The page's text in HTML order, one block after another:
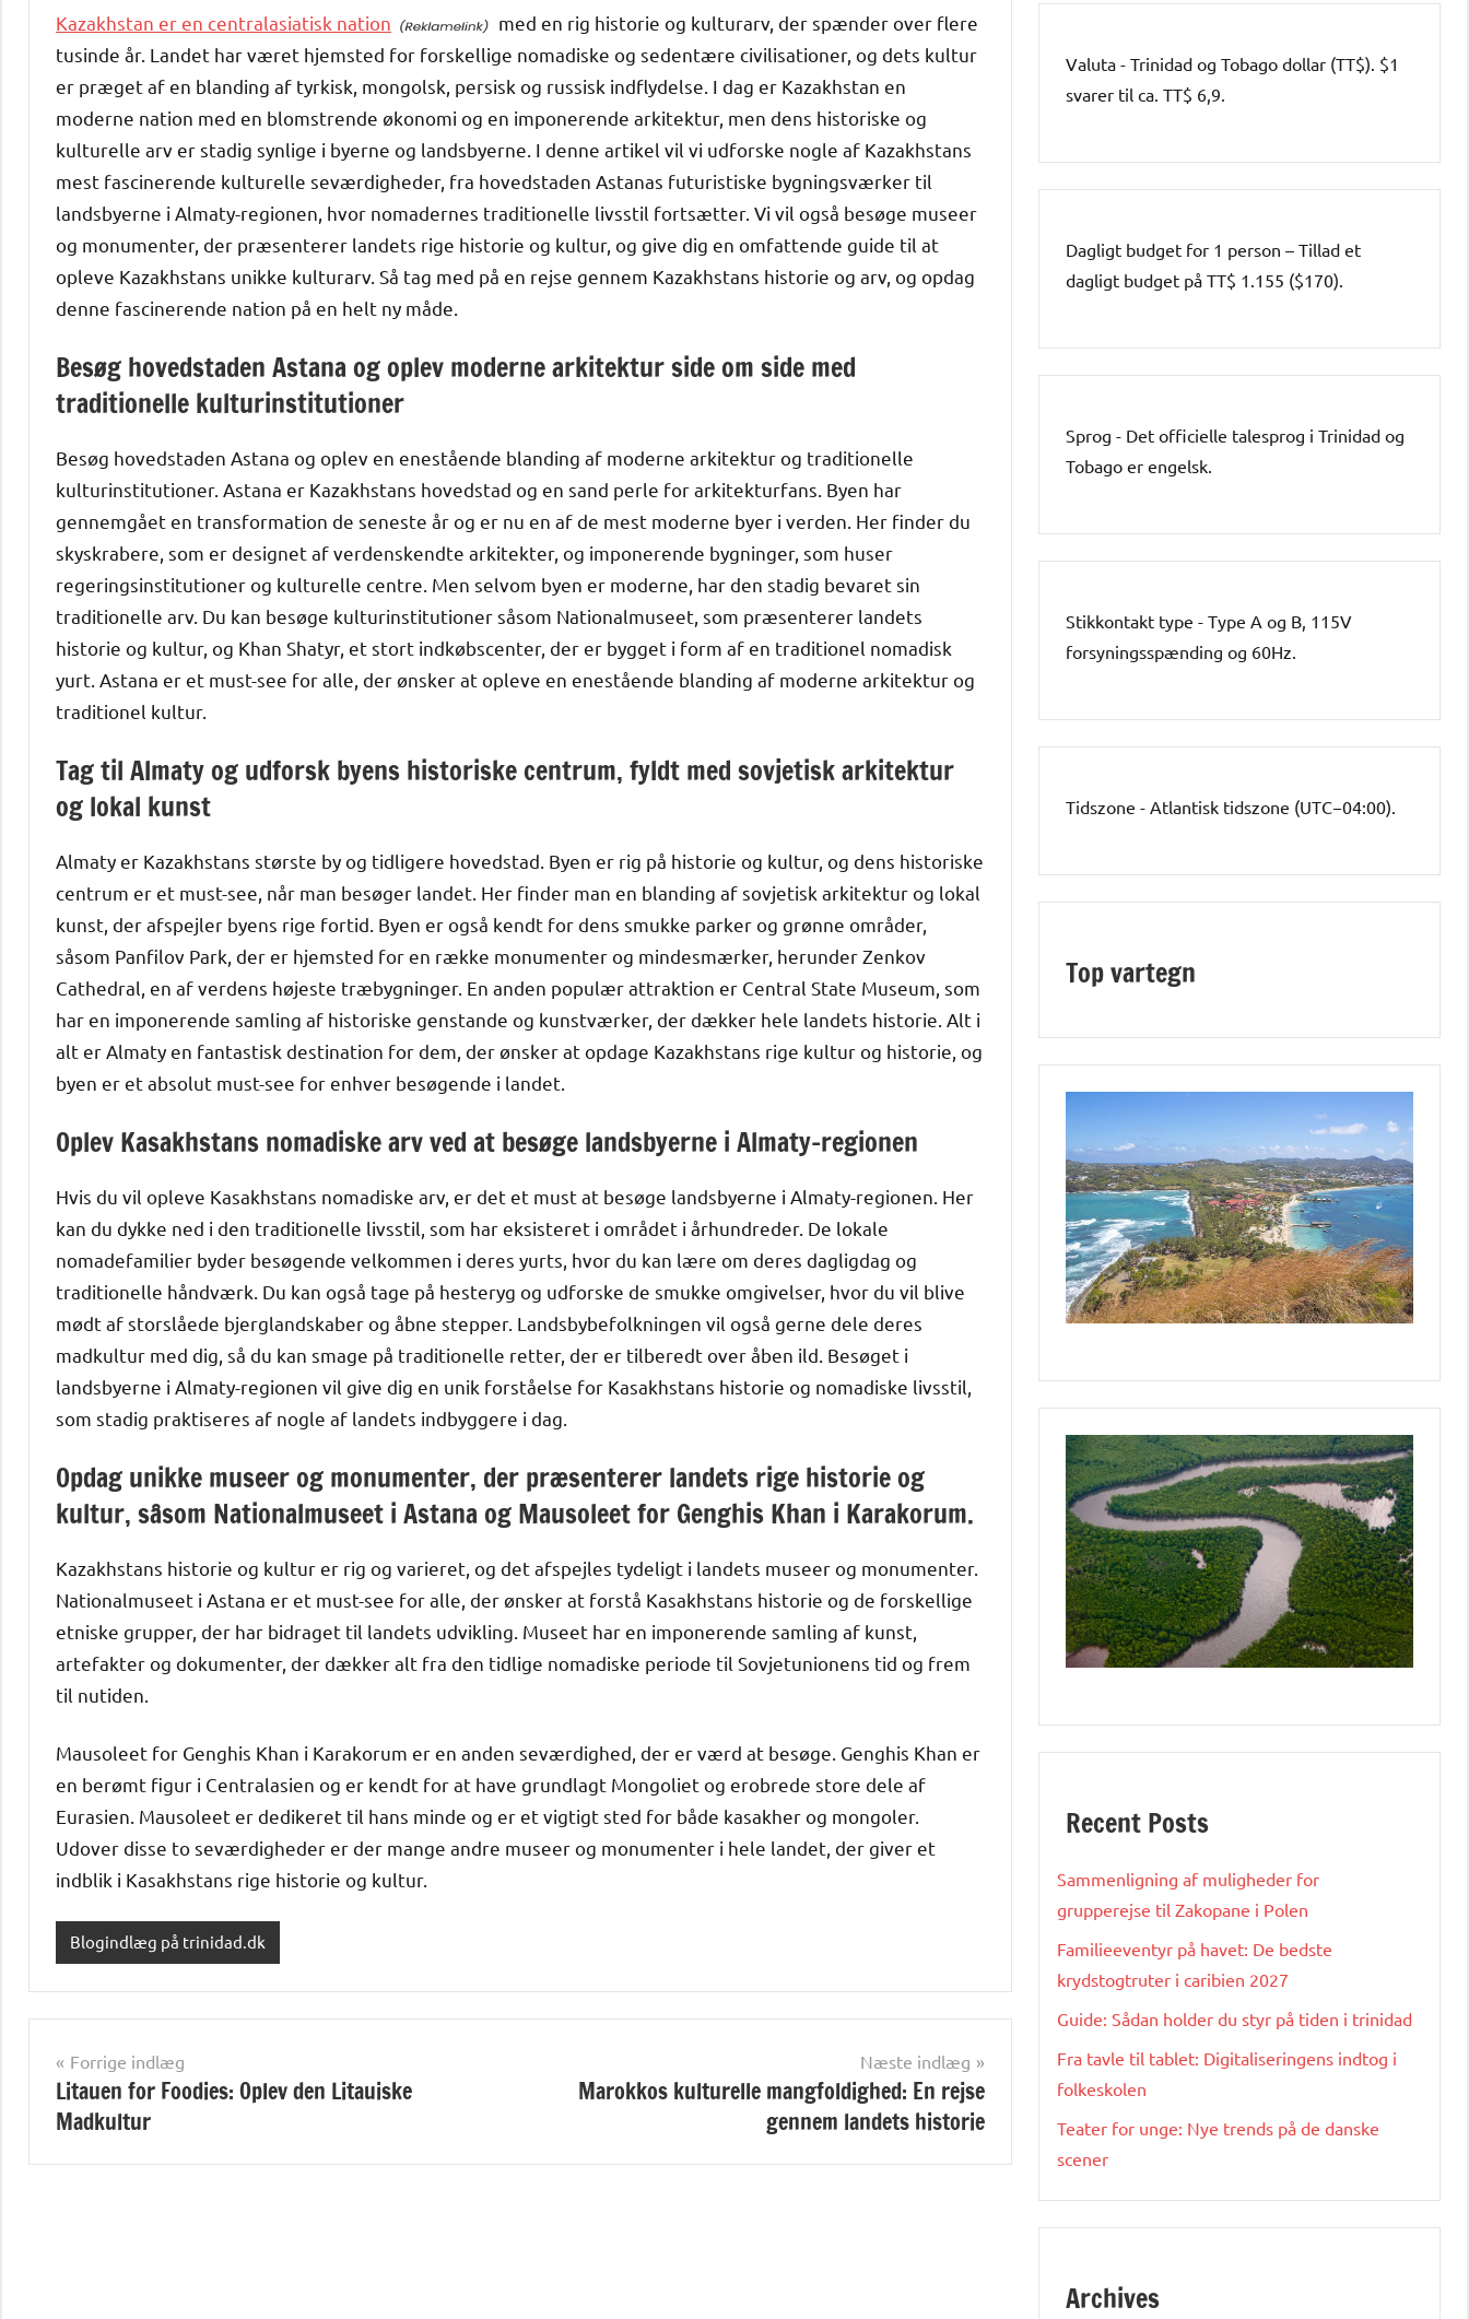
Kazakhstan er en centralasiatisk nation
med en rig historie og kulturarv, der spænder over flere
tusinde år. Landet har været hjemsted for forskellige nomadiske og sedentære civilisationer, og dets kultur
er præget af en blanding af tyrkisk, mongolsk, persisk og russisk indflydelse. I dag er Kazakhstan en
moderne nation med en blomstrende økonomi og en imponerende arkitektur, men dens historiske og
kulturelle arv er stadig synlige i byerne og landsbyerne. I denne artikel vil vi udforske nogle af Kazakhstans
mest fascinerende kulturelle seværdigheder, fra hovedstaden Astanas futuristiske bygningsværker til
landsbyerne i Almaty-regionen, hvor nomadernes traditionelle livsstil fortsætter. Vi vil også besøge museer
og monumenter, der præsenterer landets rige historie og kultur, og give dig en omfattende guide til at
opleve Kazakhstans unikke kulturarv. Så tag med på en rejse gennem Kazakhstans historie og arv, og opdag
denne fascinerende nation på en helt ny måde.
Besøg hovedstaden Astana og oplev moderne arkitektur side om side med
traditionelle kulturinstitutioner
Besøg hovedstaden Astana og oplev en enestående blanding af moderne arkitektur og traditionelle
kulturinstitutioner. Astana er Kazakhstans hovedstad og en sand perle for arkitekturfans. Byen har
gennemgået en transformation de seneste år og er nu en af de mest moderne byer i verden. Her finder du
skyskrabere, som er designet af verdenskendte arkitekter, og imponerende bygninger, som huser
regeringsinstitutioner og kulturelle centre. Men selvom byen er moderne, har den stadig bevaret sin
traditionelle arv. Du kan besøge kulturinstitutioner såsom Nationalmuseet, som præsenterer landets
historie og kultur, og Khan Shatyr, et stort indkøbscenter, der er bygget i form af en traditionel nomadisk
yurt. Astana er et must-see for alle, der ønsker at opleve en enestående blanding af moderne arkitektur og
traditionel kultur.
Tag til Almaty og udforsk byens historiske centrum, fyldt med sovjetisk arkitektur
og lokal kunst
Almaty er Kazakhstans største by og tidligere hovedstad. Byen er rig på historie og kultur, og dens historiske
centrum er et must-see, når man besøger landet. Her finder man en blanding af sovjetisk arkitektur og lokal
kunst, der afspejler byens rige fortid. Byen er også kendt for dens smukke parker og grønne områder,
såsom Panfilov Park, der er hjemsted for en række monumenter og mindesmærker, herunder Zenkov
Cathedral, en af ​​verdens højeste træbygninger. En anden populær attraktion er Central State Museum, som
har en imponerende samling af historiske genstande og kunstværker, der dækker hele landets historie. Alt i
alt er Almaty en fantastisk destination for dem, der ønsker at opdage Kazakhstans rige kultur og historie, og
byen er et absolut must-see for enhver besøgende i landet.
Oplev Kasakhstans nomadiske arv ved at besøge landsbyerne i Almaty-regionen
Hvis du vil opleve Kasakhstans nomadiske arv, er det et must at besøge landsbyerne i Almaty-regionen. Her
kan du dykke ned i den traditionelle livsstil, som har eksisteret i området i århundreder. De lokale
nomadefamilier byder besøgende velkommen i deres yurts, hvor du kan lære om deres dagligdag og
traditionelle håndværk. Du kan også tage på hesteryg og udforske de smukke omgivelser, hvor du vil blive
mødt af storslåede bjerglandskaber og åbne stepper. Landsbybefolkningen vil også gerne dele deres
madkultur med dig, så du kan smage på traditionelle retter, der er tilberedt over åben ild. Besøget i
landsbyerne i Almaty-regionen vil give dig en unik forståelse for Kasakhstans historie og nomadiske livsstil,
som stadig praktiseres af nogle af landets indbyggere i dag.
Opdag unikke museer og monumenter, der præsenterer landets rige historie og
kultur, såsom Nationalmuseet i Astana og Mausoleet for Genghis Khan i Karakorum.
Kazakhstans historie og kultur er rig og varieret, og det afspejles tydeligt i landets museer og monumenter.
Nationalmuseet i Astana er et must-see for alle, der ønsker at forstå Kasakhstans historie og de forskellige
etniske grupper, der har bidraget til landets udvikling. Museet har en imponerende samling af kunst,
artefakter og dokumenter, der dækker alt fra den tidlige nomadiske periode til Sovjetunionens tid og frem
til nutiden.
Mausoleet for Genghis Khan i Karakorum er en anden seværdighed, der er værd at besøge. Genghis Khan er
en berømt figur i Centralasien og er kendt for at have grundlagt Mongoliet og erobrede store dele af
Eurasien. Mausoleet er dedikeret til hans minde og er et vigtigt sted for både kasakher og mongoler.
Udover disse to seværdigheder er der mange andre museer og monumenter i hele landet, der giver et
indblik i Kasakhstans rige historie og kultur.
Blogindlæg på trinidad.dk
Indlægsnavigation
Forrige indlæg
Litauen for Foodies: Oplev den Litauiske
Madkultur
Næste indlæg
Marokkos kulturelle mangfoldighed: En rejse
gennem landets historie
Valuta - Trinidad og Tobago dollar (TT$). $1
svarer til ca. TT$ 6,9.
Dagligt budget for 1 person – Tillad et
dagligt budget på TT$ 1.155 ($170).
Sprog - Det officielle talesprog i Trinidad og
Tobago er engelsk.
Stikkontakt type - Type A og B, 115V
forsyningsspænding og 60Hz.
Tidszone - Atlantisk tidszone (UTC−04:00).
Top vartegn
Recent Posts
Sammenligning af muligheder for
grupperejse til Zakopane i Polen
Familieeventyr på havet: De bedste
krydstogtruter i caribien 2027
Guide: Sådan holder du styr på tiden i trinidad
Fra tavle til tablet: Digitaliseringens indtog i
folkeskolen
Teater for unge: Nye trends på de danske
scener
Archives